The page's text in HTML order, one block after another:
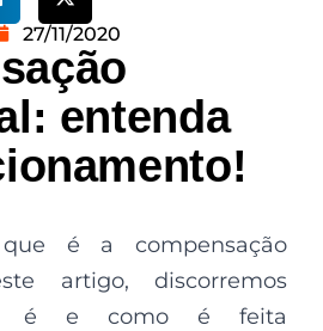
27/11/2020
entenda
é a compensação
artigo, discorremos
é e como é feita